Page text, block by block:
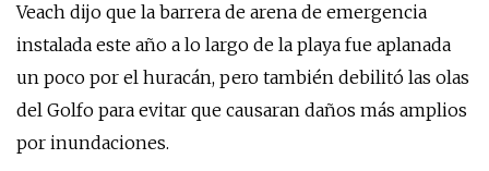
Veach dijo que la barrera de arena de emergencia
instalada este año a lo largo de la playa fue aplanada
un poco por el huracán, pero también debilitó las olas
del Golfo para evitar que causaran daños más amplios
por inundaciones.